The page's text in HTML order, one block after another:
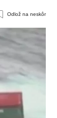
Odlož na neskôr